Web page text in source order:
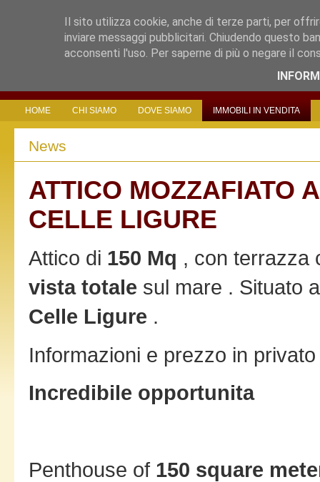
HOME CHI SIAMO DOVE SIAMO IMMOBILI IN VENDITA
News
ATTICO MOZZAFIATO A
CELLE LIGURE
Attico di 150 Mq , con terrazza
vista totale sul mare . Situato a
Celle Ligure .
Informazioni e prezzo in
Incredibile opportunita
Penthouse of 150 square
Il sito utilizza cookie, anche di terze parti, per
inviare messaggi pubblicitari. Chiudendo questo
acconsenti l'uso. Per saperne di più o negare il